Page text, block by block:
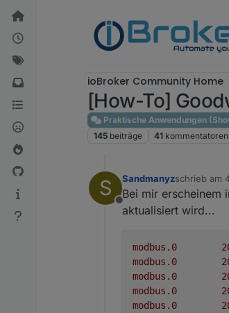
Weiter zum Inhalt
ioBroker Community Home
[How-To]
Praktische Anwendungen
145 beiträge 41 kommentatoren
S
Offline
Sandmanyzschrieb am
zuletzt
Bei mir erscheinem
aktualisiert wird...
modbus.0
modbus.0
modbus.0
modbus.0
modbus.0